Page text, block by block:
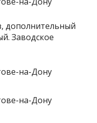
дополнительный
Заводское